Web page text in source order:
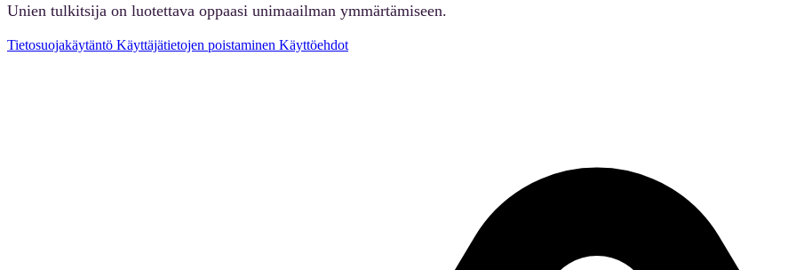
Unien tulkitsija on luotettava oppaasi unimaailman ymmärtämiseen.
Tietosuojakäytäntö Käyttäjätietojen poistaminen Käyttöehdot